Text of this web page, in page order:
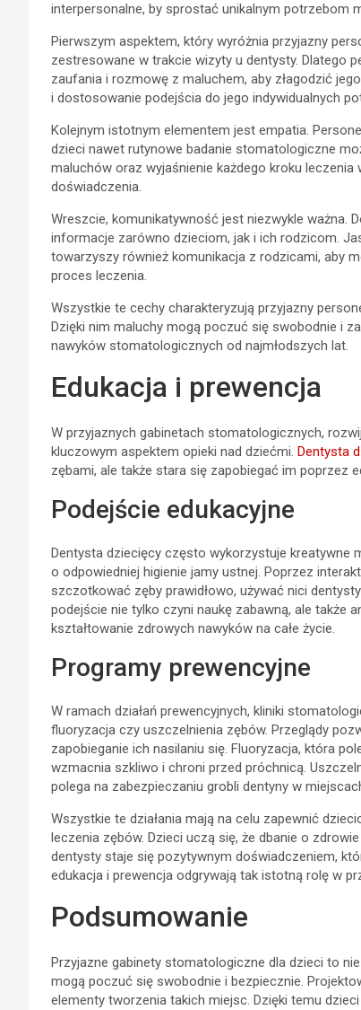
interpersonalne, by sprostać unikalnym potrzebom
Pierwszym aspektem, który wyróżnia przyjazny
zestresowane w trakcie wizyty u dentysty. Dlatego
zaufania i rozmowę z maluchem, aby złagodzić
i dostosowanie podejścia do jego indywidualnych
Kolejnym istotnym elementem jest empatia.
dzieci nawet rutynowe badanie stomatologiczne
maluchów oraz wyjaśnienie każdego kroku
doświadczenia.
Wreszcie, komunikatywność jest niezwykle ważna.
informacje zarówno dzieciom, jak i ich rodzicom.
towarzyszy również komunikacja z rodzicami, aby
proces leczenia.
Wszystkie te cechy charakteryzują przyjazny
Dzięki nim maluchy mogą poczuć się swobodnie i
nawyków stomatologicznych od najmłodszych lat.
Edukacja i prewencja
W przyjaznych gabinetach stomatologicznych,
kluczowym aspektem opieki nad dziećmi. Dentysta
zębami, ale także stara się zapobiegać im poprzez
Podejście edukacyjne
Dentysta dziecięcy często wykorzystuje kreatywne
o odpowiedniej higienie jamy ustnej. Poprzez
szczotkować zęby prawidłowo, używać nici
podejście nie tylko czyni naukę zabawną, ale także
kształtowanie zdrowych nawyków na całe życie.
Programy prewencyjne
W ramach działań prewencyjnych, kliniki
fluoryzacja czy uszczelnienia zębów. Przeglądy
zapobieganie ich nasilaniu się. Fluoryzacja, która
wzmacnia szkliwo i chroni przed próchnicą.
polega na zabezpieczaniu grobli dentyny w
Wszystkie te działania mają na celu zapewnić
leczenia zębów. Dzieci uczą się, że dbanie o
dentysty staje się pozytywnym doświadczeniem,
edukacja i prewencja odgrywają tak istotną rolę w
Podsumowanie
Przyjazne gabinety stomatologiczne dla dzieci to
mogą poczuć się swobodnie i bezpiecznie.
elementy tworzenia takich miejsc. Dzięki temu